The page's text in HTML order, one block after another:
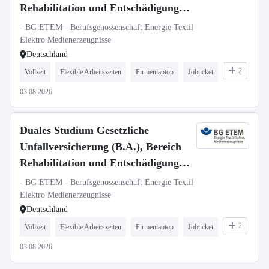
Rehabilitation und Entschädigung,
Region West (Köln, Düsseldorf,
Wiesbaden)
- BG ETEM - Berufsgenossenschaft Energie Textil
Elektro Medienerzeugnisse
Deutschland
Vollzeit Flexible Arbeitszeiten Firmenlaptop Jobticket 2
03.08.2026
Duales Studium Gesetzliche
Unfallversicherung (B.A.), Bereich
Rehabilitation und Entschädigung,
Region Nord (Berlin, Braunschweig,
Hamburg)
- BG ETEM - Berufsgenossenschaft Energie Textil
Elektro Medienerzeugnisse
Deutschland
Vollzeit Flexible Arbeitszeiten Firmenlaptop Jobticket 2
03.08.2026